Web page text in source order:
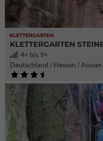
KLETTERGARTEN
KLETTERGARTEN
4+ bis 9+
Deutschland / Hessen /